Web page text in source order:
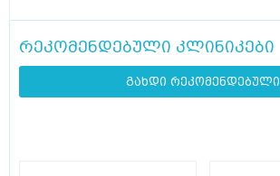
რეკომენდებული კლინიკები
გახდი რეკომენდებული